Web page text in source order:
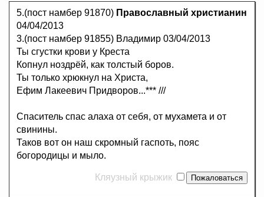
5.(пост намбер 91870) Православный христианин
04/04/2013
3.(пост намбер 91855) Владимир 03/04/2013
Ты сгустки крови у Креста
Копнул ноздрёй, как толстый боров.
Ты только хрюкнул на Христа,
Ефим Лакеевич Придворов...*** ///
Спаситель спас алаха от себя, от мухамета и от
свинины.
Таков вот он наш скромный гаспоть, пояс
богородицы и мыло.
Кляузный крыжик